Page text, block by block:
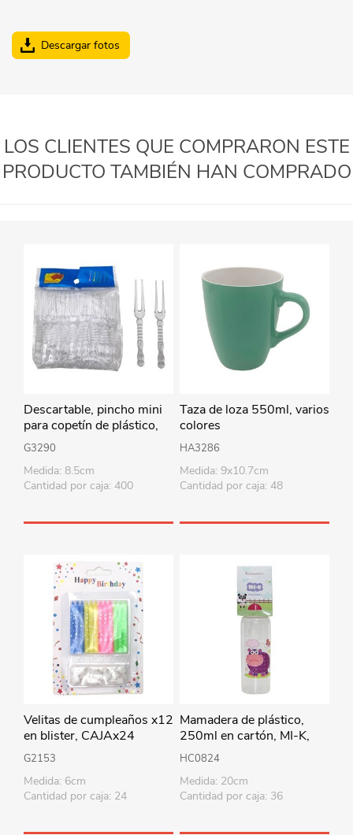
Descargar fotos
LOS CLIENTES QUE COMPRARON ESTE
PRODUCTO TAMBIÉN HAN COMPRADO
Descartable, pincho mini
para copetín de plástico,
bolsa x50
G3290
Medida: 8.5cm
Cantidad por caja: 400
Taza de loza 550ml, varios
colores
HA3286
Medida: 9x10.7cm
Cantidad por caja: 48
Velitas de cumpleaños x12
en blister, CAJAx24
G2153
Medida: 6cm
Cantidad por caja: 24
Mamadera de plástico,
250ml en cartón, MI-K,
varios diseños
HC0824
Medida: 20cm
Cantidad por caja: 36